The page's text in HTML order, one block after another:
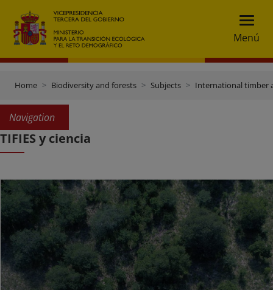
Menú
Home Biodiversity and forests Subjects International timber
Navigation
TIFIES y ciencia